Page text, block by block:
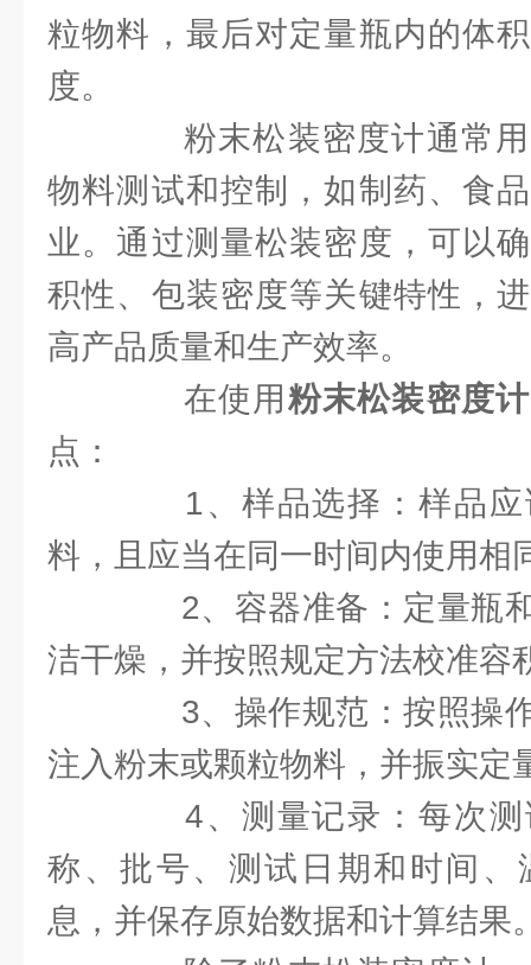
粒物料，最后对定量瓶内的体
度。
粉末松装密度计通常用
物料测试和控制，如制药、食
业。通过测量松装密度，可以
积性、包装密度等关键特性，
高产品质量和生产效率。
在使用 粉末松装密度计
点：
1、样品选择：样品应
料，且应当在同一时间内使用相
2、容器准备：定量瓶和
洁干燥，并按照规定方法校准容
3、操作规范：按照操作
注入粉末或颗粒物料，并振实定
4、测量记录：每次测
称、批号、测试日期和时间、
息，并保存原始数据和计算结果